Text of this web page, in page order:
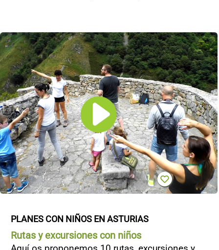
PLANES CON NIÑOS EN ASTURIAS
Rutas y excursiones con niños